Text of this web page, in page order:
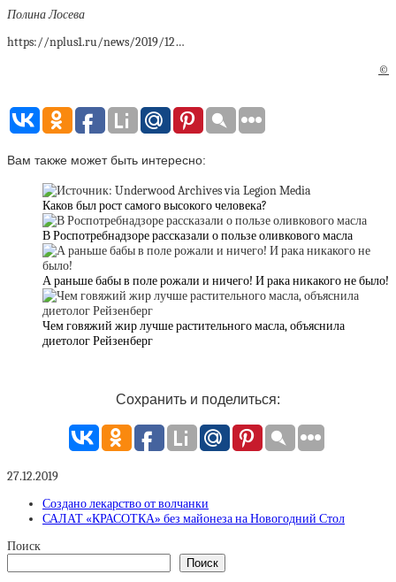
Полина Лосева
https://nplus1.ru/news/2019/12…
©
Вам также может быть интересно:
Каков был рост самого высокого человека?
В Роспотребнадзоре рассказали о пользе оливкового масла
А раньше бабы в поле рожали и ничего! И рака никакого не было!
Чем говяжий жир лучше растительного масла, объяснила
диетолог Рейзенберг
Сохранить и поделиться:
27.12.2019
Создано лекарство от волчанки
САЛАТ «КРАСОТКА» без майонеза на Новогодний Стол
Поиск
Поиск